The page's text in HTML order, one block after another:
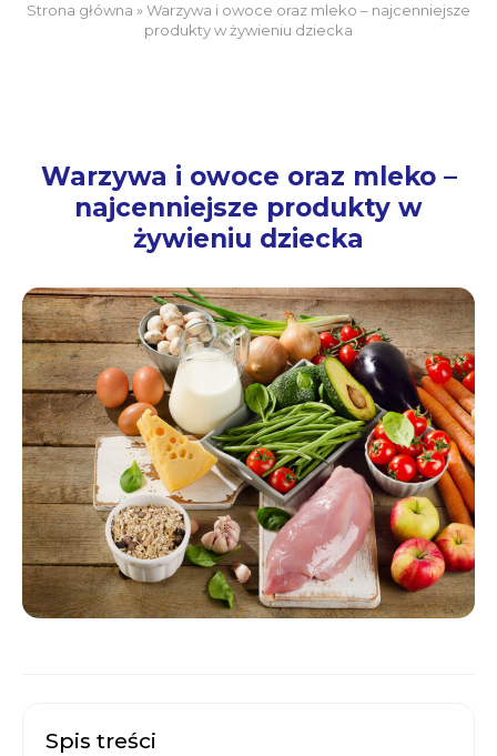
Strona główna »Warzywa i owoce oraz mleko – najcenniejsze
produkty w żywieniu dziecka
Warzywa i owoce oraz mleko –
najcenniejsze produkty w
żywieniu dziecka
Spis treści